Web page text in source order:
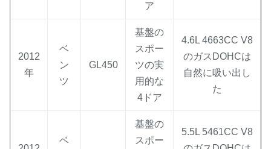
ア
2012
年
ベ
ン
ツ
GL450
基盤の
スポー
ツの実
用的な
4ドア
4.6L 4663CC V8
のガスDOHCは
自然に吸い出し
た
ベ
基盤の
スポー
5.5L 5461CC V8